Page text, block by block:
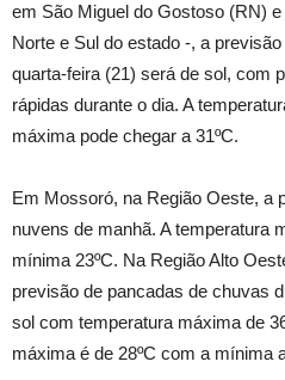
em São Miguel do Gostoso (RN)
Norte e Sul do estado -, a
quarta-feira (21) será de sol, com
rápidas durante o dia. A
máxima pode chegar a 31ºC.
Em Mossoró, na Região Oeste, a
nuvens de manhã. A temperatura
mínima 23ºC. Na Região Alto
previsão de pancadas de chuvas
sol com temperatura máxima de
máxima é de 28ºC com a mínima